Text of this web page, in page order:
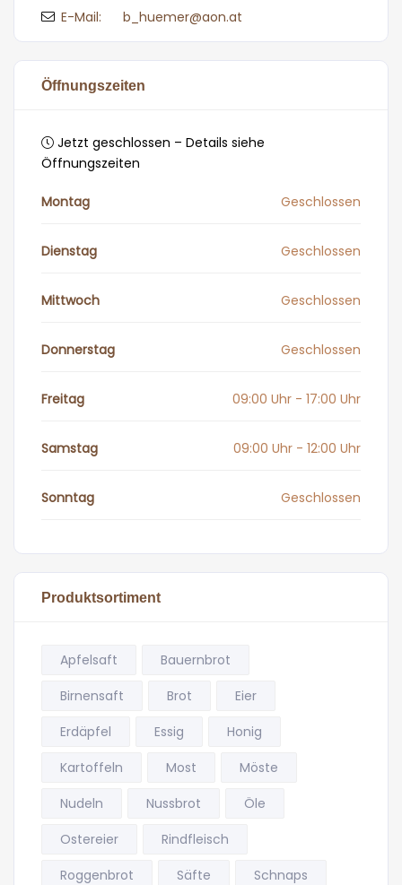
E-Mail: b_huemer@aon.at
Öffnungszeiten
Jetzt geschlossen – Details siehe
Öffnungszeiten
Montag Geschlossen
Dienstag Geschlossen
Mittwoch Geschlossen
Donnerstag Geschlossen
Freitag 09:00 Uhr - 17:00 Uhr
Samstag 09:00 Uhr - 12:00 Uhr
Sonntag Geschlossen
Produktsortiment
Apfelsaft
Bauernbrot
Birnensaft
Brot
Eier
Erdäpfel
Essig
Honig
Kartoffeln
Most
Möste
Nudeln
Nussbrot
Öle
Ostereier
Rindfleisch
Roggenbrot
Säfte
Schnaps